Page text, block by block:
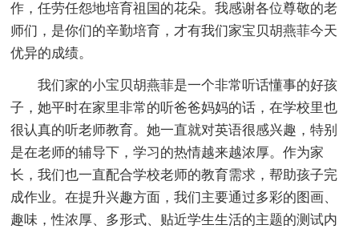
作，任劳任怨地培育祖国的花朵。我感谢各位尊敬的老
师们，是你们的辛勤培育，才有我们家宝贝胡燕菲今天
优异的成绩。
我们家的小宝贝胡燕菲是一个非常听话懂事的好孩
子，她平时在家里非常的听爸爸妈妈的话，在学校里也
很认真的听老师教育。她一直就对英语很感兴趣，特别
是在老师的辅导下，学习的热情越来越浓厚。作为家
长，我们也一直配合学校老师的教育需求，帮助孩子完
成作业。在提升兴趣方面，我们主要通过多彩的图画、
趣味，性浓厚、多形式、贴近学生生活的主题的测试内